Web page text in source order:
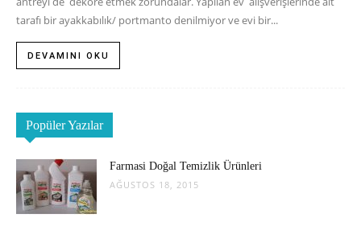
tarafı bir ayakkabılık/ portmanto denilmiyor ve evi bir...
DEVAMINI OKU
Popüler Yazılar
Farmasi Doğal Temizlik Ürünleri
AĞUSTOS 18, 2015